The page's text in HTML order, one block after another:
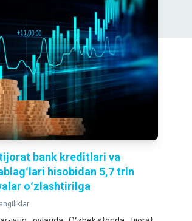
bank kreditlari va
hisobidan 5,7 trln
oʻzlashtirilga